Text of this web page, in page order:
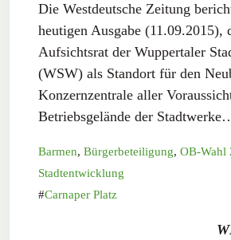
Die Westdeutsche Zeitung
heutigen Ausgabe (11.09.2015),
Aufsichtsrat der Wuppertaler
(WSW) als Standort für den
Konzernzentrale aller
Betriebsgelände der
Barmen, Bürgerbeteiligung, OB-Wahl
Stadtentwicklung
Carnaper Platz